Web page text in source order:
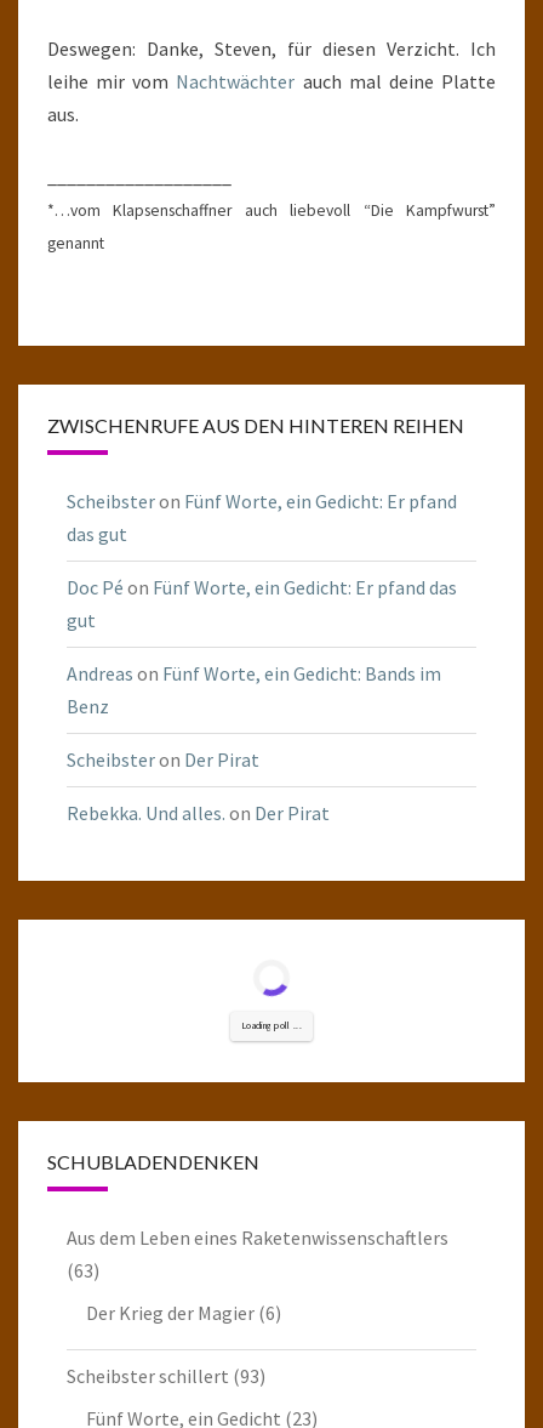
Deswegen: Danke, Steven, für diesen Verzicht. Ich
leihe mir vom Nachtwächter auch mal deine Platte
aus.
*…vom Klapsenschaffner auch liebevoll “Die Kampfwurst”
genannt
ZWISCHENRUFE AUS DEN HINTEREN REIHEN
Scheibsteron Fünf Worte, ein Gedicht: Er pfand
das gut
Doc Pé on Fünf Worte, ein Gedicht: Er pfand das
gut
Andreas on Fünf Worte, ein Gedicht: Bands im
Benz
Scheibsteron Der Pirat
Rebekka. Und alles. on Der Pirat
Loading poll ...
SCHUBLADENDENKEN
Aus dem Leben eines Raketenwissenschaftlers
(63)
Der Krieg der Magier (6)
Scheibster schillert (93)
Fünf Worte, ein Gedicht (23)